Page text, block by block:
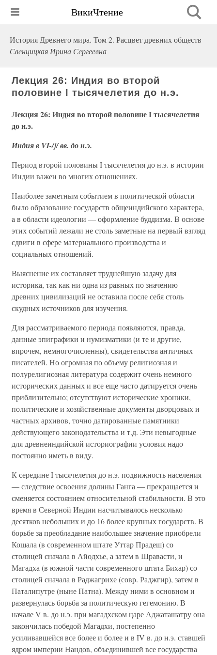
ВикиЧтение
История Древнего мира. Том 2. Расцвет древних обществ
Свенцицкая Ирина Сергеевна
Лекция 26: Индия во второй
половине I тысячелетия до н.э.
Лекция 26: Индия во второй половине I тысячелетия
до н.э.
Индия в VI-/]/ вв. до н.э.
Период второй половины I тысячелетия до н.э. в истории
Индии важен во многих отношениях.
Наиболее заметным событием в политической области
было образование государств общеиндийского характера,
а в области идеологии — оформление буддизма. В основе
этих событий лежали не столь заметные на первый взгляд
сдвиги в сфере материального производства и
социальных отношений.
Выяснение их составляет труднейшую задачу для
историка, так как ни одна из равных по значению
древних цивилизаций не оставила после себя столь
скудных источников для изучения.
Для рассматриваемого периода появляются, правда,
данные эпиграфики и нумизматики (и те и другие,
впрочем, немногочисленны), свидетельства античных
писателей. Но огромная по объему религиозная и
полурелигиозная литература содержит очень немного
исторических данных и все еще часто датируется очень
приблизительно; отсутствуют исторические хроники,
политические и хозяйственные документы дворцовых и
частных архивов, точно датированные памятники
действующего законодательства и т.д. Эти невыгодные
для древнеиндийской историографии условия надо
постоянно иметь в виду.
К середине I тысячелетия до н.э. подвижность населения
— следствие освоения долины Ганга — прекращается и
сменяется состоянием относительной стабильности. В это
время в Северной Индии насчитывалось несколько
десятков небольших и до 16 более крупных государств. В
борьбе за преобладание наибольшее значение приобрели
Кошала (в современном штате Уттар Прадеш) со
столицей сначала в Айодхье, а затем в Шравасти, и
Магадха (в южной части современного штата Бихар) со
столицей сначала в Раджагрихе (совр. Раджгир), затем в
Паталипутре (ныне Патна). Между ними в основном и
развернулась борьба за политическую гегемонию. В
начале V в. до н.э. при магадхском царе Аджаташатру она
закончилась победой Магадхи, постепенно
усиливавшейся все более и более и в IV в. до н.э. ставшей
ядром империи Нандов, объединившей все государства